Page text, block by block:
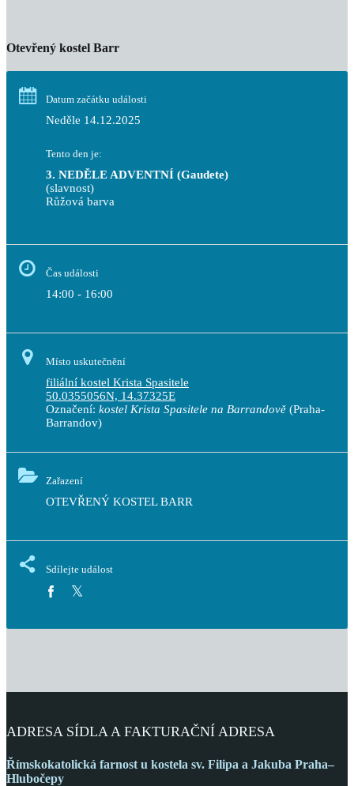
Otevřený kostel Barr
Datum začátku události
Neděle 14.12.2025
Tento den je:
3. NEDĚLE ADVENTNÍ (Gaudete)
(slavnost)
Růžová barva
Čas události
14:00 - 16:00
Místo uskutečnění
filiální kostel Krista Spasitele
50.0355056N, 14.37325E
Označení: kostel Krista Spasitele na Barrandově (Praha-
Barrandov)
Zařazení
OTEVŘENÝ KOSTEL BARR
Sdílejte událost
ADRESA SÍDLA A FAKTURAČNÍ ADRESA
Římskokatolická farnost u kostela sv. Filipa a Jakuba Praha–
Hlubočepy